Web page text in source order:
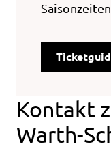
Kontakt
Warth-